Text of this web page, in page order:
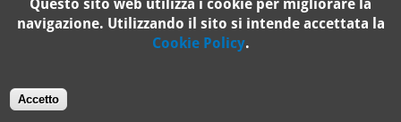
Questo sito web utilizza i cookie per migliorare la
navigazione. Utilizzando il sito si intende accettata la
Cookie Policy.
Accetto